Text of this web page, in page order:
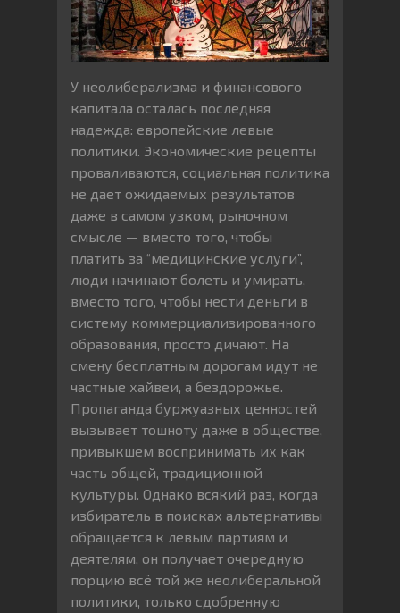
У неолиберализма и финансового
капитала осталась последняя
надежда: европейские левые
политики. Экономические рецепты
проваливаются, социальная политика
не дает ожидаемых результатов
даже в самом узком, рыночном
смысле — вместо того, чтобы
платить за “медицинские услуги”,
люди начинают болеть и умирать,
вместо того, чтобы нести деньги в
систему коммерциализированного
образования, просто дичают. На
смену бесплатным дорогам идут не
частные хайвеи, а бездорожье.
Пропаганда буржуазных ценностей
вызывает тошноту даже в обществе,
привыкшем воспринимать их как
часть общей, традиционной
культуры. Однако всякий раз, когда
избиратель в поисках альтернативы
обращается к левым партиям и
деятелям, он получает очередную
порцию всё той же неолиберальной
политики, только сдобренную